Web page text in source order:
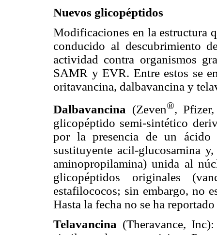
Nuevos glicopéptidos
Modificaciones en la estructura
conducido al descubrimiento
actividad contra organismos
SAMR y EVR. Entre estos se
oritavancina, dalbavancina y
Dalbavancina (Zeven®,
glicopéptido semi-sintético
por la presencia de un ácido
sustituyente acil-glucosamina
aminopropilamina) unida al
glicopéptidos originales
estafilococos; sin embargo, no
Hasta la fecha no se ha
Telavancina (Theravance,